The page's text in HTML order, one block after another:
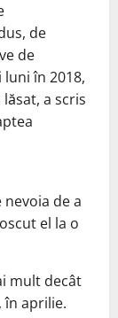
de
de
în 2018,
a scris
de a
el la o
mult decât
în aprilie.